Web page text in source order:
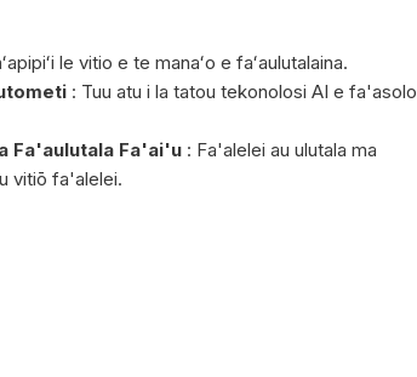
le vitio e te manaʻo e faʻaulutalaina.
: Tuu atu i la tatou tekonolosi AI e fa'asolo
Fa'aulutala Fa'ai'u : Fa'alelei au ulutala ma
vitiō fa'alelei.